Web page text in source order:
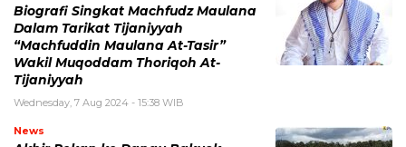
Biografi Singkat Machfudz Maulana
Dalam Tarikat Tijaniyyah
“Machfuddin Maulana At-Tasir”
Wakil Muqoddam Thoriqoh At-
Tijaniyyah
Wednesday, 7 Aug 2024 - 15:38 WIB
News